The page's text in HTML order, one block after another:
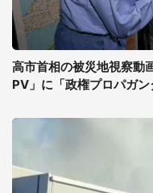
高市首相の被災地視察動
PV」に「政権プロパガ